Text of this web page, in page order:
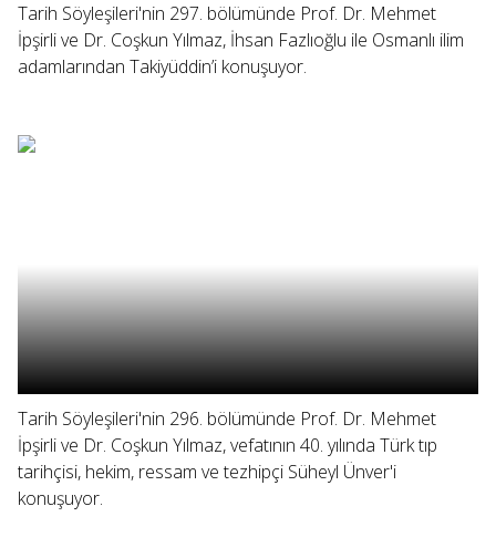
Tarih Söyleşileri'nin 297. bölümünde Prof. Dr. Mehmet
İpşirli ve Dr. Coşkun Yılmaz, İhsan Fazlıoğlu ile Osmanlı ilim
adamlarından Takiyüddin’i konuşuyor.
Tarih Söyleşileri'nin 296. bölümünde Prof. Dr. Mehmet
İpşirli ve Dr. Coşkun Yılmaz, vefatının 40. yılında Türk tıp
tarihçisi, hekim, ressam ve tezhipçi Süheyl Ünver'i
konuşuyor.